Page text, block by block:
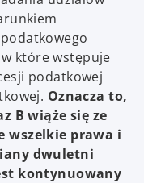
które wstępuje
podatkowej
Oznacza to,
B wiąże się ze
wszelkie prawa i
dwuletni
kontynuowany